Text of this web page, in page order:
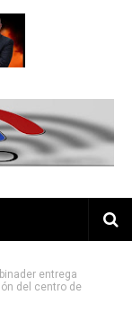
entrega
del centro de